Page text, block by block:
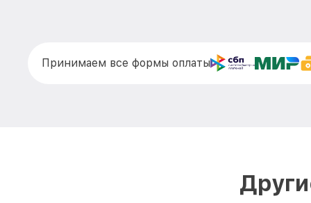
Принимаем все формы оплаты